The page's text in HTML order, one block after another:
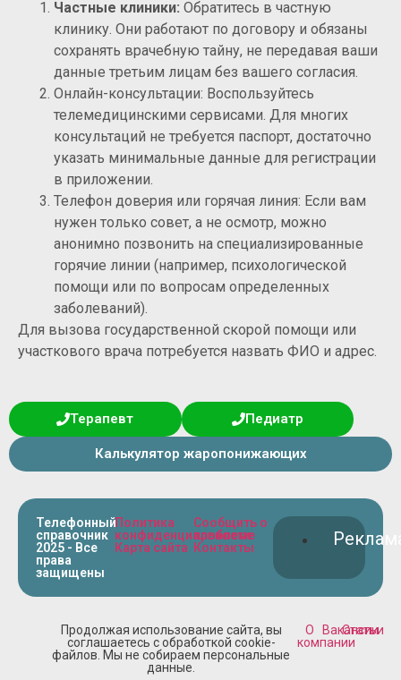
Частные клиники: Обратитесь в частную
клинику. Они работают по договору и обязаны
сохранять врачебную тайну, не передавая ваши
данные третьим лицам без вашего согласия.
Онлайн-консультации: Воспользуйтесь
телемедицинскими сервисами. Для многих
консультаций не требуется паспорт, достаточно
указать минимальные данные для регистрации
в приложении.
Телефон доверия или горячая линия: Если вам
нужен только совет, а не осмотр, можно
анонимно позвонить на специализированные
горячие линии (например, психологической
помощи или по вопросам определенных
заболеваний).
Для вызова государственной скорой помощи или
участкового врача потребуется назвать ФИО и адрес.
Терапевт Педиатр
Калькулятор жаропонижающих
Телефонный
справочник
2025 - Все
права
защищены
Политика
конфиденциальности
Карта сайта
Сообщить о
проблеме
Контакты
Продолжая использование сайта, вы
соглашаетесь с обработкой cookie-
файлов. Мы не собираем персональные
данные.
О
компании
Вакансии
Статьи